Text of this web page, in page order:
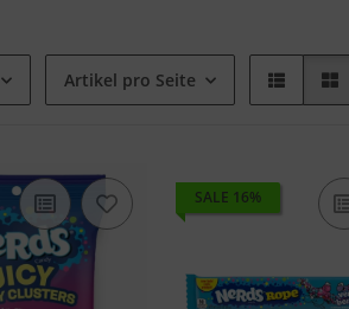
Artikel pro Seite
SALE 16%